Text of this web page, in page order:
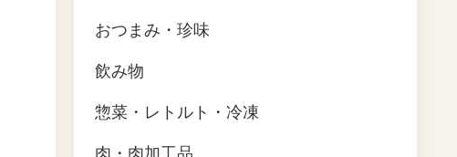
おつまみ・珍味
飲み物
惣菜・レトルト・冷凍
肉・肉加工品